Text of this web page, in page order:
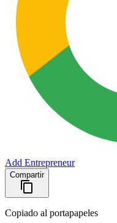
Add Entrepreneur
Compartir
Copiado al portapapeles